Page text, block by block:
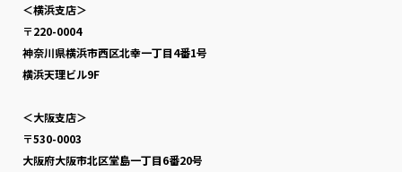
＜横浜支店＞
〒220-0004
神奈川県横浜市西区北幸一丁目4番1号
横浜天理ビル9F
＜大阪支店＞
〒530-0003
大阪府大阪市北区堂島一丁目6番20号